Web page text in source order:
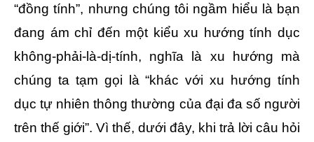
“đồng tính”, nhưng chúng tôi ngầm hiểu là bạn
đang ám chỉ đến một kiểu xu hướng tính dục
không-phải-là-dị-tính, nghĩa là xu hướng mà
chúng ta tạm gọi là “khác với xu hướng tính
dục tự nhiên thông thường của đại đa số người
trên thế giới”. Vì thế, dưới đây, khi trả lời câu hỏi